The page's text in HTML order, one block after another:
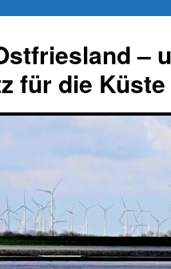
–
für die Küste